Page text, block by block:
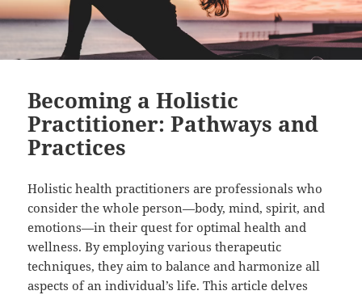
Becoming a Holistic
Practitioner: Pathways and
Practices
Holistic health practitioners are professionals who
consider the whole person—body, mind, spirit, and
emotions—in their quest for optimal health and
wellness. By employing various therapeutic
techniques, they aim to balance and harmonize all
aspects of an individual’s life. This article delves